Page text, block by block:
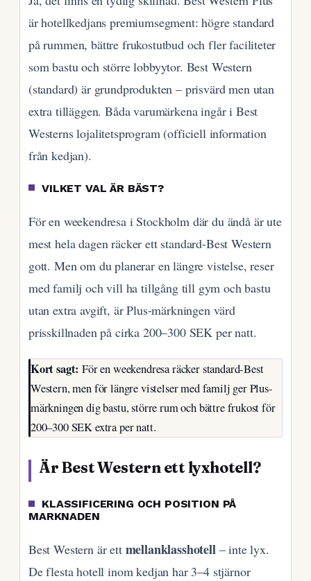
är hotellkedjans premiumsegment: högre standard
på rummen, bättre frukostutbud och fler faciliteter
som bastu och större lobbyytor. Best Western
(standard) är grundprodukten – prisvärd men utan
extra tilläggen. Båda varumärkena ingår i Best
Westerns lojalitetsprogram (officiell information
från kedjan).
VILKET VAL ÄR BÄST?
För en weekendresa i Stockholm där du ändå är ute
mest hela dagen räcker ett standard-Best Western
gott. Men om du planerar en längre vistelse, reser
med familj och vill ha tillgång till gym och bastu
utan extra avgift, är Plus-märkningen värd
prisskillnaden på cirka 200–300 SEK per natt.
Kort sagt: För en weekendresa räcker standard-Best
Western, men för längre vistelser med familj ger Plus-
märkningen dig bastu, större rum och bättre frukost för
200–300 SEK extra per natt.
Är Best Western ett lyxhotell?
KLASSIFICERING OCH POSITION PÅ
MARKNADEN
Best Western är ett mellanklasshotell– inte lyx.
De flesta hotell inom kedjan har 3–4 stjärnor